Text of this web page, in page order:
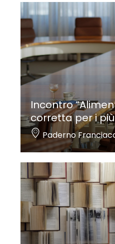
Incontro
corretta per i
Paderno